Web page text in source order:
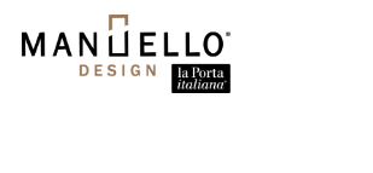
main